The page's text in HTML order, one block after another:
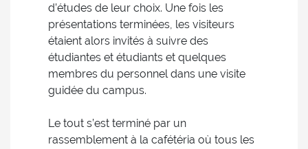
d’études de leur choix. Une fois les
présentations terminées, les visiteurs
étaient alors invités à suivre des
étudiantes et étudiants et quelques
membres du personnel dans une visite
guidée du campus.
Le tout s’est terminé par un
rassemblement à la cafétéria où tous les